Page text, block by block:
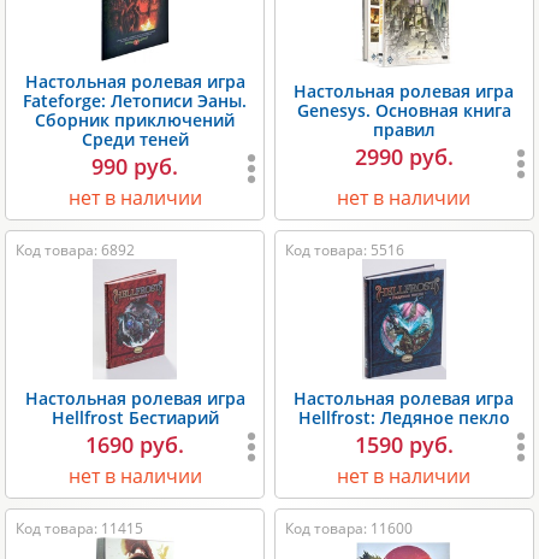
Настольная ролевая игра
Fateforge: Летописи Эаны.
Сборник приключений
Среди теней
990 руб.
нет в наличии
Настольная ролевая игра
Genesys. Основная книга
правил
2990 руб.
нет в наличии
Код товара: 6892
Настольная ролевая игра
Hellfrost Бестиарий
1690 руб.
нет в наличии
Код товара: 5516
Настольная ролевая игра
Hellfrost: Ледяное пекло
1590 руб.
нет в наличии
Код товара: 11415 Код товара: 11600